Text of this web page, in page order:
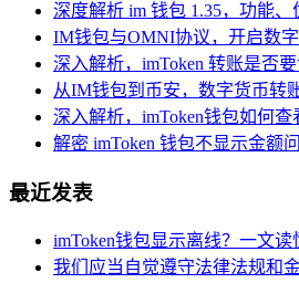
深度解析 im 钱包 1.35，功能
IM钱包与OMNI协议，开启数
深入解析，imToken 转账是否
从IM钱包到币安，数字货币转
深入解析，imToken钱包如何查
解密 imToken 钱包不显示金额
最近发表
imToken钱包显示离线？一文
我们应当自觉遵守法律法规和